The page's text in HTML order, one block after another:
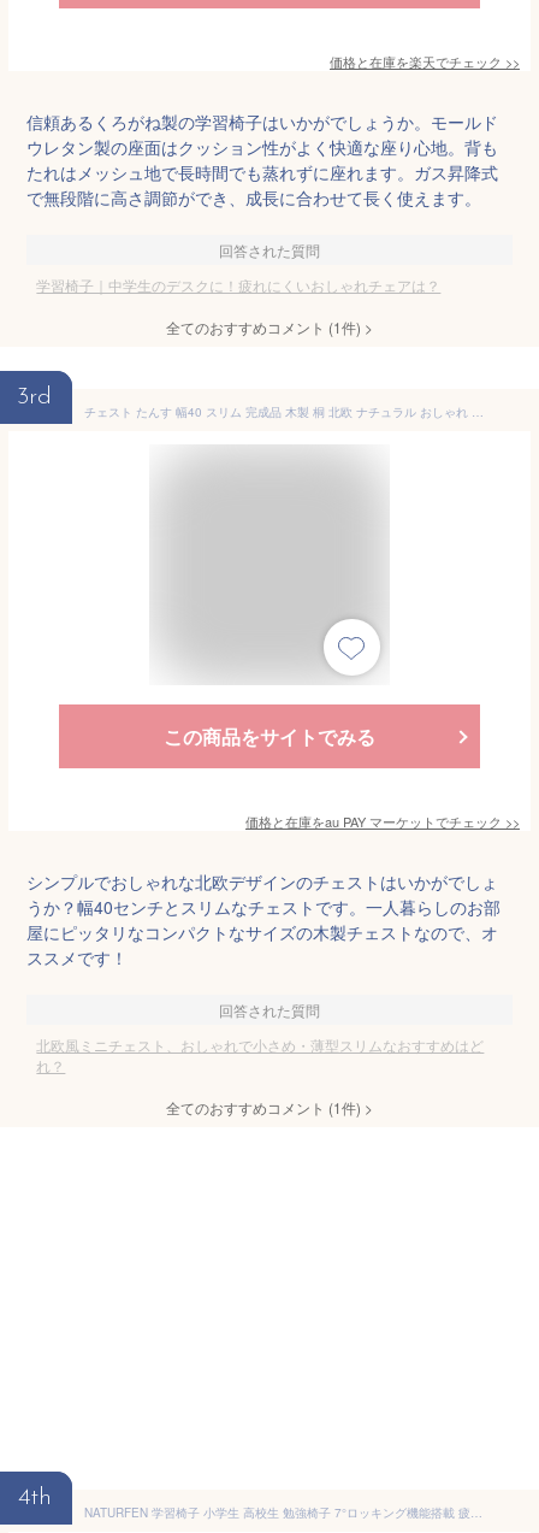
価格と在庫を楽天でチェック >>
信頼あるくろがね製の学習椅子はいかがでしょうか。モールド
ウレタン製の座面はクッション性がよく快適な座り心地。背も
たれはメッシュ地で長時間でも蒸れずに座れます。ガス昇降式
で無段階に高さ調節ができ、成長に合わせて長く使えます。
回答された質問
学習椅子｜中学生のデスクに！疲れにくいおしゃれチェアは？
全てのおすすめコメント (1件) >
3rd
チェスト たんす 幅40 スリム 完成品 木製 桐 北欧 ナチュラル おしゃれ スリムチェスト リビングチェスト 洋服たんす 桐たんす 洋服 衣
この商品をサイトでみる
価格と在庫をau PAY マーケットでチェック >>
シンプルでおしゃれな北欧デザインのチェストはいかがでしょ
うか？幅40センチとスリムなチェストです。一人暮らしのお部
屋にピッタリなコンパクトなサイズの木製チェストなので、オ
ススメです！
回答された質問
北欧風ミニチェスト、おしゃれで小さめ・薄型スリムなおすすめはど
れ？
全てのおすすめコメント (1件) >
4th
NATURFEN 学習椅子 小学生 高校生 勉強椅子 7°ロッキング機能搭載 疲れない 子供 椅子 8cm厚クッション 高さ＆奥行き＆足置き調節 イス 子ども用 6〜18歳成長対応 キッズチェア (Beige)